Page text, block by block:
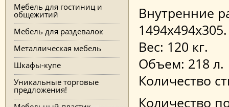
Мебель для гостиниц и
общежитий
Мебель для раздевалок
Металлическая мебель
Шкафы-купе
Уникальные торговые
предложения!
Внутренние
1494x494x305.
Вес: 120 кг.
Объем: 218 л.
Количество
Количество